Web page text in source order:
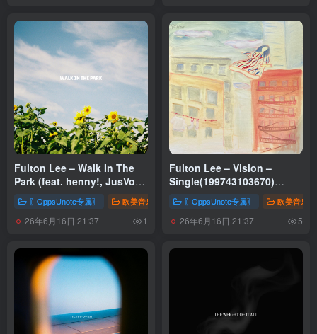
Fulton Lee – Walk In The
Park (feat. henny!, JusVon
& Louis Smith) –
Single(199746087724)
【16bit／48.0kHz】土耳其区
〖OppsUnote专属〗 欧美音乐
26年6月16日 21:37 1
Fulton Lee – Vision –
Single(199743103670)
【16bit／48.0kHz】土耳其区
〖OppsUnote专属〗 欧美音乐
26年6月16日 21:37 5